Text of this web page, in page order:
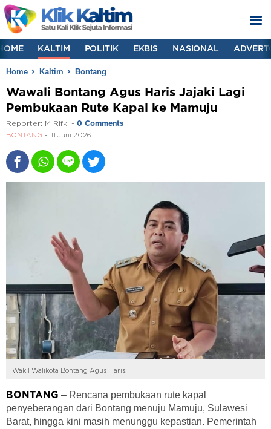
KALTIM POLITIK EKBIS NASIONAL
Home Kaltim Bontang
Wawali Bontang Agus Haris Jajaki Lagi
Pembukaan Rute Kapal ke Mamuju
Reporter: M Rifki - 0 Comments
BONTANG 11 Juni 2026
Wakil Walikota Bontang Agus Haris.
BONTANG – Rencana pembukaan rute kapal
penyeberangan dari Bontang menuju Mamuju, Sulawesi
Barat, hingga kini masih menunggu kepastian. Pemerintah